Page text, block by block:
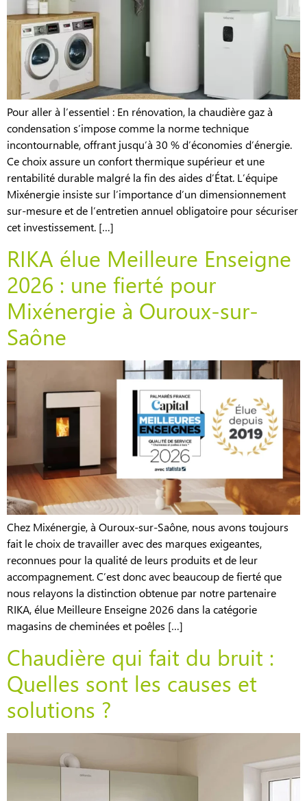
Pour aller à l’essentiel : En rénovation, la chaudière gaz à
condensation s’impose comme la norme technique
incontournable, offrant jusqu’à 30 % d’économies d’énergie.
Ce choix assure un confort thermique supérieur et une
rentabilité durable malgré la fin des aides d’État. L’équipe
Mixénergie insiste sur l’importance d’un dimensionnement
sur-mesure et de l’entretien annuel obligatoire pour sécuriser
cet investissement. […]
RIKA élue Meilleure Enseigne
2026 : une fierté pour
Mixénergie à Ouroux-sur-
Saône
Chez Mixénergie, à Ouroux-sur-Saône, nous avons toujours
fait le choix de travailler avec des marques exigeantes,
reconnues pour la qualité de leurs produits et de leur
accompagnement. C’est donc avec beaucoup de fierté que
nous relayons la distinction obtenue par notre partenaire
RIKA, élue Meilleure Enseigne 2026 dans la catégorie
magasins de cheminées et poêles […]
Chaudière qui fait du bruit :
Quelles sont les causes et
solutions ?